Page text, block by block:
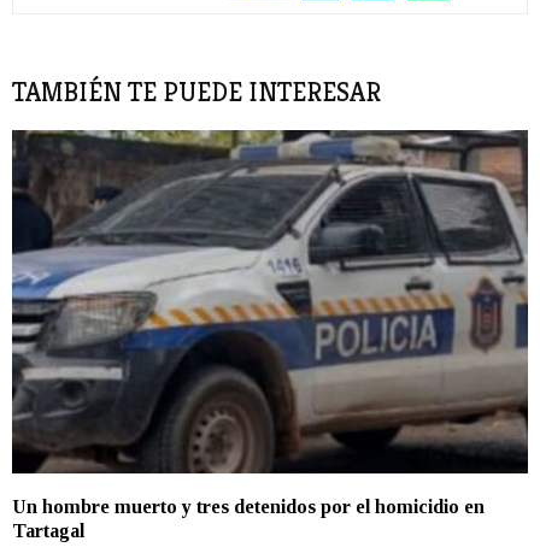
TAMBIÉN TE PUEDE INTERESAR
Un hombre muerto y tres detenidos por el homicidio en
Tartagal